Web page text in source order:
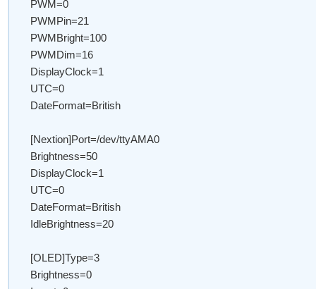
PWM=0
PWMPin=21
PWMBright=100
PWMDim=16
DisplayClock=1
UTC=0
DateFormat=British
[Nextion]Port=/dev/ttyAMA0
Brightness=50
DisplayClock=1
UTC=0
DateFormat=British
IdleBrightness=20
[OLED]Type=3
Brightness=0